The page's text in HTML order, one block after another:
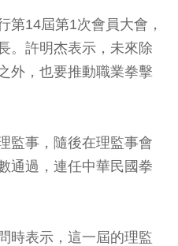
第14屆第1次會員大會，
。許明杰表示，未來除
外，也要推動職業拳擊
監事，隨後在理監事會
通過，連任中華民國拳
時表示，這一屆的理監